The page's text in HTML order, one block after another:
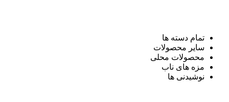
تمام دسته ها
سایر محصولات
محصولات محلی
مزه های ناب
نوشیدنی ها